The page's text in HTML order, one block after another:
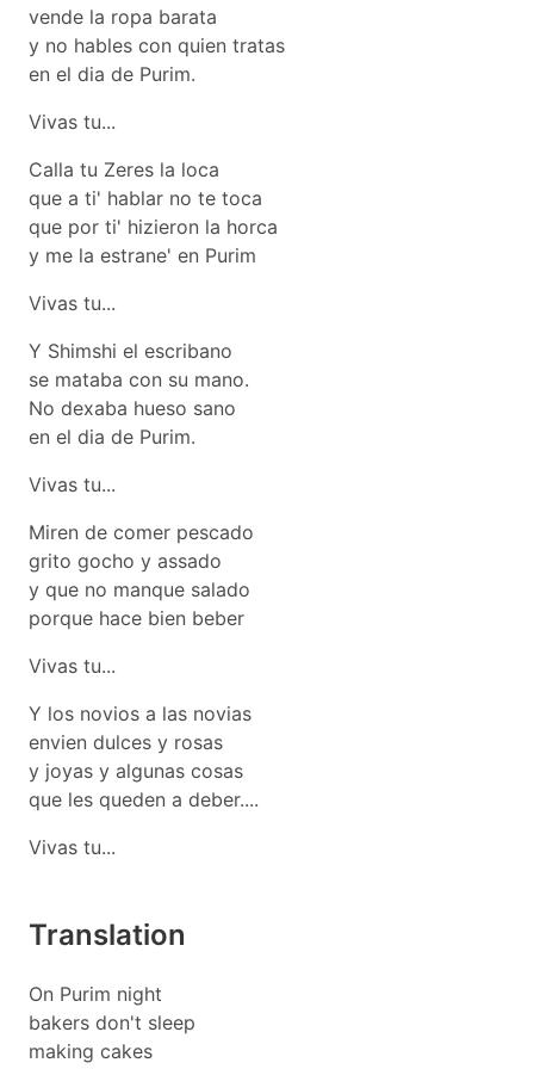
vende la ropa barata
y no hables con quien tratas
en el dia de Purim.
Vivas tu...
Calla tu Zeres la loca
que a ti' hablar no te toca
que por ti' hizieron la horca
y me la estrane' en Purim
Vivas tu...
Y Shimshi el escribano
se mataba con su mano.
No dexaba hueso sano
en el dia de Purim.
Vivas tu...
Miren de comer pescado
grito gocho y assado
y que no manque salado
porque hace bien beber
Vivas tu...
Y los novios a las novias
envien dulces y rosas
y joyas y algunas cosas
que les queden a deber....
Vivas tu...
Translation
On Purim night
bakers don't sleep
making cakes